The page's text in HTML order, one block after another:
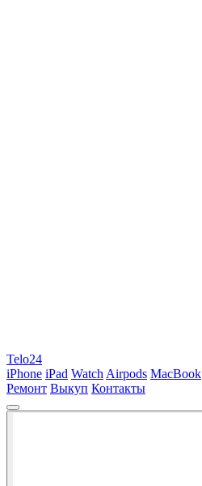
Telo24
iPhone iPad Watch Airpods MacBook
Ремонт Выкуп Контакты